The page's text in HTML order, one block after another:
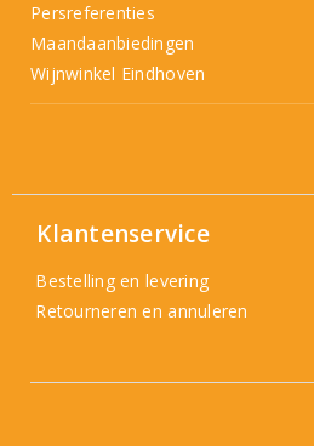
Persreferenties
Maandaanbiedingen
Wijnwinkel Eindhoven
Klantenservice
Bestelling en levering
Retourneren en annuleren